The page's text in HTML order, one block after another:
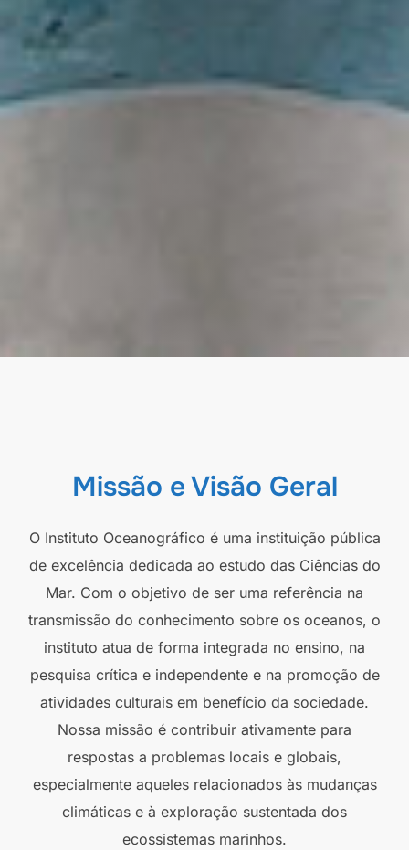
Missão e Visão Geral
O Instituto Oceanográfico é uma instituição pública
de excelência dedicada ao estudo das Ciências do
Mar. Com o objetivo de ser uma referência na
transmissão do conhecimento sobre os oceanos, o
instituto atua de forma integrada no ensino, na
pesquisa crítica e independente e na promoção de
atividades culturais em benefício da sociedade.
Nossa missão é contribuir ativamente para
respostas a problemas locais e globais,
especialmente aqueles relacionados às mudanças
climáticas e à exploração sustentada dos
ecossistemas marinhos.